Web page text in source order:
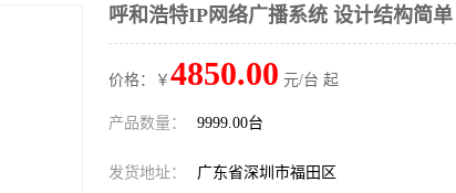
呼和浩特IP网络广播系统 设计结构简单
价格：￥ 4850.00 元/台 起
产品数量： 9999.00台
发货地址： 广东省深圳市福田区